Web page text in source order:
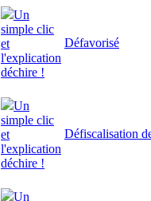
Un
simple clic
et
l'explication
déchire !
Défavorisé
Un
simple clic
et
l'explication
déchire !
Défiscalisation
Un